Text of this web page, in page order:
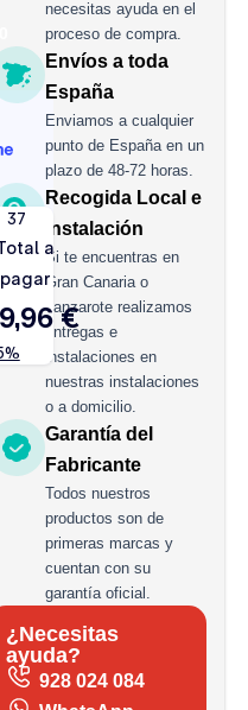
necesitas ayuda en el
proceso de compra.
Envíos a toda
España
Enviamos a cualquier
punto de España en un
plazo de 48-72 horas.
Recogida Local e
Instalación
Si te encuentras en
Gran Canaria o
Lanzarote realizamos
entregas e
instalaciones en
nuestras instalaciones
o a domicilio.
Garantía del
Fabricante
Todos nuestros
productos son de
primeras marcas y
cuentan con su
garantía oficial.
¿Necesitas
ayuda?
928 024 084